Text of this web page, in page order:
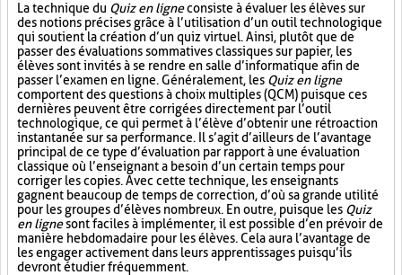
La technique du Quiz en ligneconsiste à évaluer les élèves sur
des notions précises grâce à l’utilisation d’un outil technologique
qui soutient la création d’un quiz virtuel. Ainsi, plutôt que de
passer des évaluations sommatives classiques sur papier, les
élèves sont invités à se rendre en salle d’informatique afin de
passer l’examen en ligne. Généralement, les Quiz en ligne
comportent des questions à choix multiples (QCM) puisque ces
dernières peuvent être corrigées directement par l’outil
technologique, ce qui permet à l’élève d’obtenir une rétroaction
instantanée sur sa performance. Il s’agit d’ailleurs de l’avantage
principal de ce type d’évaluation par rapport à une évaluation
classique où l’enseignant a besoin d’un certain temps pour
corriger les copies. Avec cette technique, les enseignants
gagnent beaucoup de temps de correction, d’où sa grande utilité
pour les groupes d’élèves nombreux. En outre, puisque les Quiz
en lignesont faciles à implémenter, il est possible d’en prévoir de
manière hebdomadaire pour les élèves. Cela aura l’avantage de
les engager activement dans leurs apprentissages puisqu’ils
devront étudier fréquemment.